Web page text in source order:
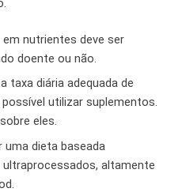
nutrientes deve ser
doente ou não.
taxa diária adequada de
utilizar suplementos.
eles.
dieta baseada
altamente